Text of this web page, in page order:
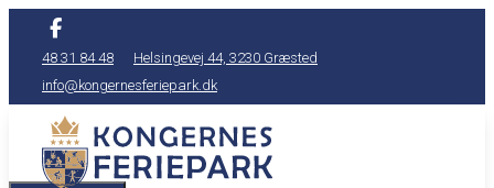
48 31 84 48
Helsingevej 44, 3230 Græsted
info@kongernesferiepark.dk